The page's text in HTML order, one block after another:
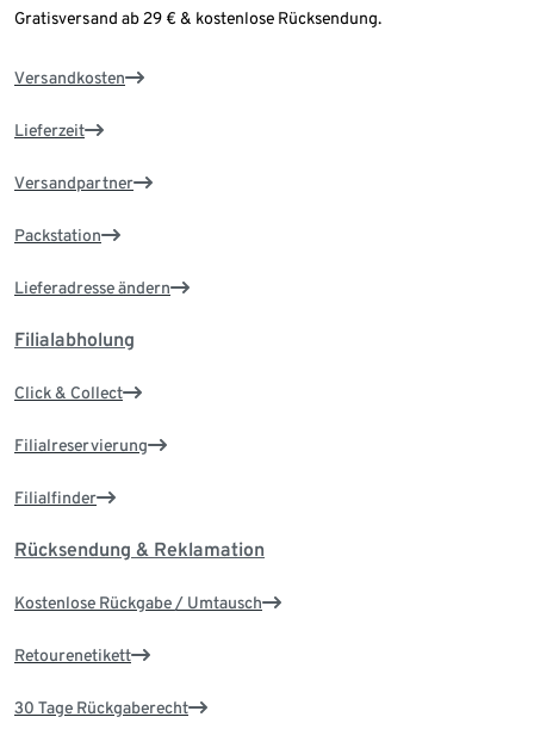
Gratisversand ab 29 € & kostenlose Rücksendung.
Versandkosten
Lieferzeit
Versandpartner
Packstation
Lieferadresse ändern
Filialabholung
Click & Collect
Filialreservierung
Filialfinder
Rücksendung & Reklamation
Kostenlose Rückgabe / Umtausch
Retourenetikett
30 Tage Rückgaberecht